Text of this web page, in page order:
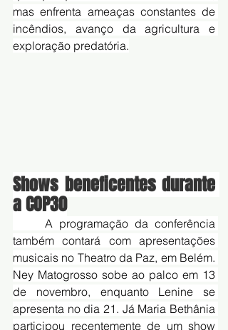
mas enfrenta ameaças constantes de
incêndios, avanço da agricultura e
exploração predatória.
Shows beneficentes durante
a COP30
também contará com apresentações
musicais no Theatro da Paz, em Belém.
Ney Matogrosso sobe ao palco em 13
de novembro, enquanto Lenine se
apresenta no dia 21. Já Maria Bethânia
participou recentemente de um show